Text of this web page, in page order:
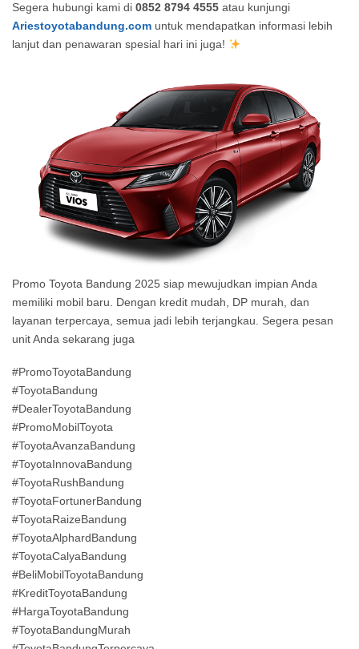
Segera hubungi kami di 0852 8794 4555 atau kunjungi
Ariestoyotabandung.com untuk mendapatkan informasi lebih
lanjut dan penawaran spesial hari ini juga!
Promo Toyota Bandung 2025 siap mewujudkan impian Anda
memiliki mobil baru. Dengan kredit mudah, DP murah, dan
layanan terpercaya, semua jadi lebih terjangkau. Segera pesan
unit Anda sekarang juga
#PromoToyotaBandung
#ToyotaBandung
#DealerToyotaBandung
#PromoMobilToyota
#ToyotaAvanzaBandung
#ToyotaInnovaBandung
#ToyotaRushBandung
#ToyotaFortunerBandung
#ToyotaRaizeBandung
#ToyotaAlphardBandung
#ToyotaCalyaBandung
#BeliMobilToyotaBandung
#KreditToyotaBandung
#HargaToyotaBandung
#ToyotaBandungMurah